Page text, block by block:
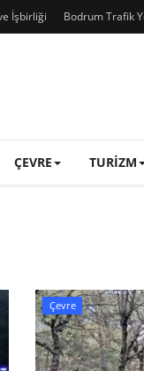
İşbirliği Bodrum Trafik
ÇEVRE TURIZM
Çevre